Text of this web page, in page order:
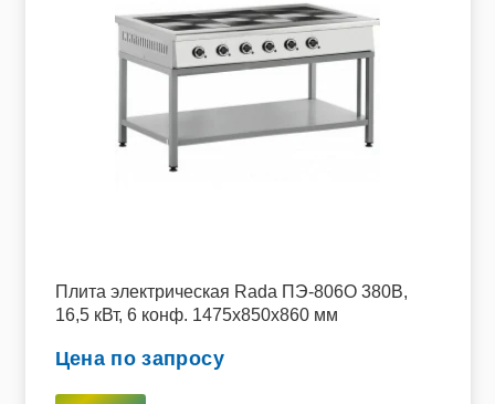
Плита электрическая Rada ПЭ-806О 380В,
16,5 кВт, 6 конф. 1475x850x860 мм
Цена по запросу